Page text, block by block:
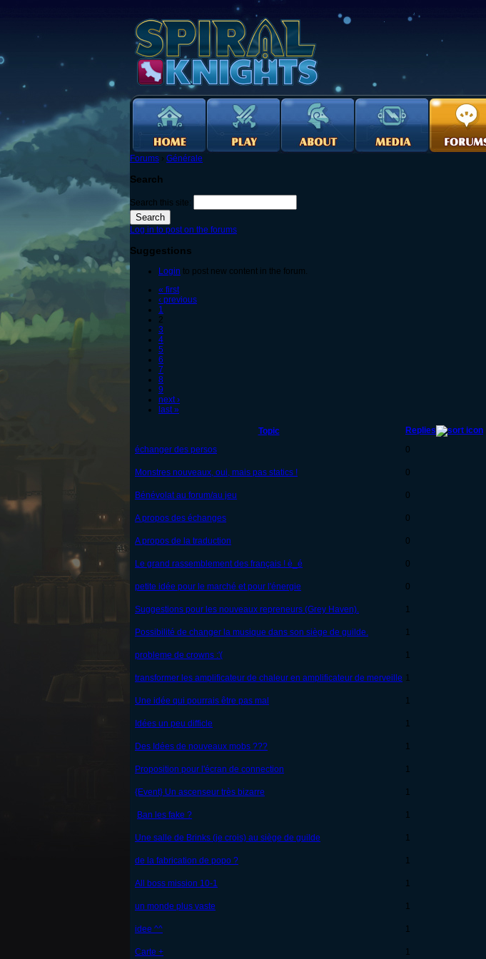
Forums › Générale
Search
Search this site:
Log in to post on the forums
Suggestions
Login to post new content in the forum.
« first
‹ previous
1
2
3
4
5
6
7
8
9
next ›
last »
Topic Replies
échanger des persos
0
Monstres nouveaux, oui, mais pas statics ! 0
Bénévolat au forum/au jeu 0
A propos des échanges 0
A propos de la traduction 0
Le grand rassemblement des français ! è_é 0
petite idée pour le marché et pour l'énergie 0
Suggestions pour les nouveaux repreneurs (Grey Haven). 1
Possibilité de changer la musique dans son siège de guilde.
1
probleme de crowns :'(
1
transformer les amplificateur de chaleur en amplificateur de merveille 1
Une idée qui pourrais être pas mal
1
Idées un peu difficle
1
Des Idées de nouveaux mobs ???
1
Proposition pour l'écran de connection
1
{Event} Un ascenseur très bizarre
1
Ban les fake ?
1
Une salle de Brinks (je crois) au siège de guilde
1
de la fabrication de popo ?
1
All boss mission 10-1
1
un monde plus vaste
1
idee ^^
1
Carte +
1